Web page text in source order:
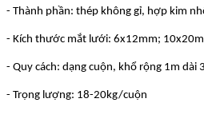
- Thành phần: thép không gỉ, hợp kim
- Kích thước mắt lưới: 6x12mm;
- Quy cách: dạng cuộn, khổ rộng 1m
- Trọng lượng: 18-20kg/cuộn